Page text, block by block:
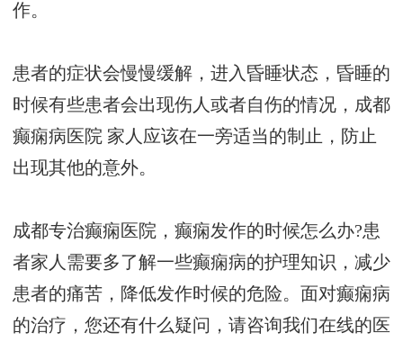
作。
患者的症状会慢慢缓解，进入昏睡状态，昏睡的
时候有些患者会出现伤人或者自伤的情况， 成都
癫痫病医院 家人应该在一旁适当的制止，防止
出现其他的意外。
成都专治癫痫医院，癫痫发作的时候怎么办?患
者家人需要多了解一些癫痫病的护理知识，减少
患者的痛苦，降低发作时候的危险。面对癫痫病
的治疗，您还有什么疑问，请咨询我们在线的医